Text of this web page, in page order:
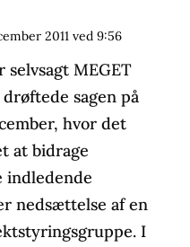
2011 ved 9:56
MEGET
sagen på
hvor det
at bidrage
indledende
nedsættelse af en
I